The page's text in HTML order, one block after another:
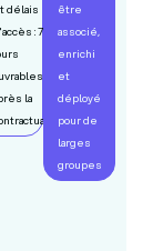
délais
: 7
la
être
associé,
enrichi
et
déployé
pour de
larges
groupes